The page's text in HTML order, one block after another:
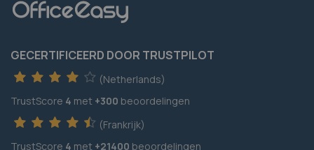
GECERTIFICEERD DOOR TRUSTPILOT
(Netherlands)
TrustScore 4 met +300 beoordelingen
(Frankrijk)
TrustScore 4 met +21400 beoordelingen